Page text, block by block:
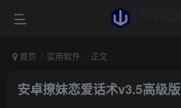
首页 实用软件 正文
安卓撩妹恋爱话术v3.5高级版